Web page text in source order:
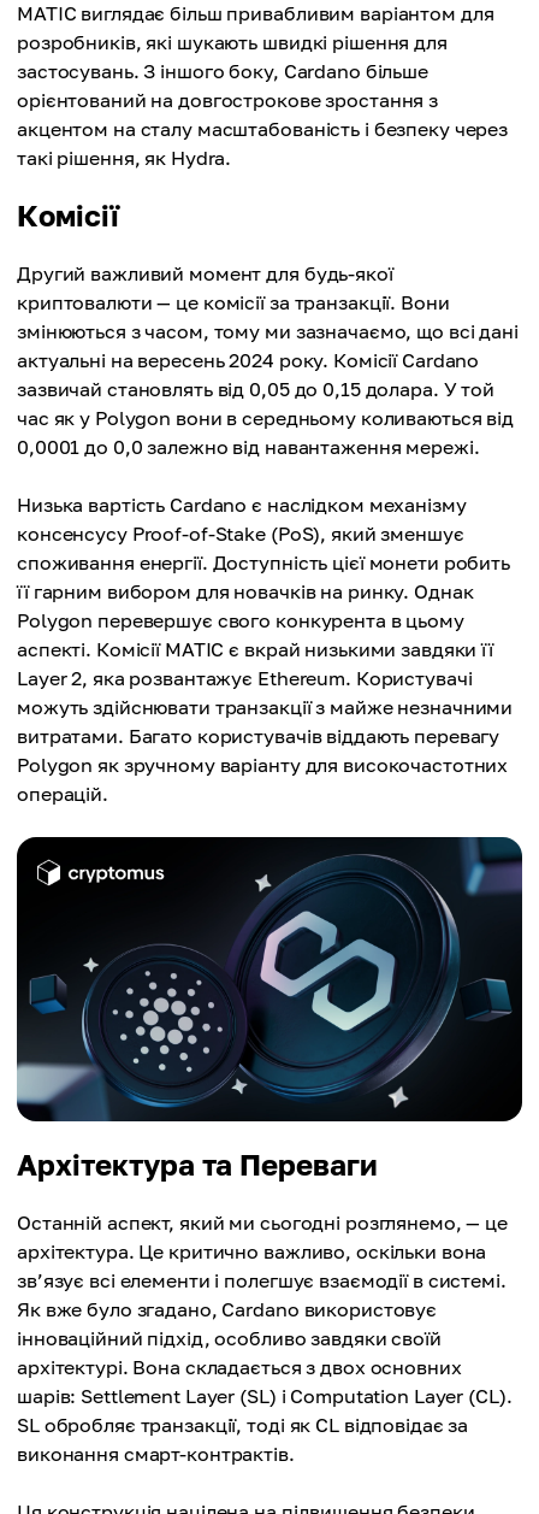
MATIC виглядає більш привабливим варіантом для
розробників, які шукають швидкі рішення для
застосувань. З іншого боку, Cardano більше
орієнтований на довгострокове зростання з
акцентом на сталу масштабованість і безпеку через
такі рішення, як Hydra.
Комісії
Другий важливий момент для будь-якої
криптовалюти — це комісії за транзакції. Вони
змінюються з часом, тому ми зазначаємо, що всі дані
актуальні на вересень 2024 року. Комісії Cardano
зазвичай становлять від 0,05 до 0,15 долара. У той
час як у Polygon вони в середньому коливаються від
0,0001 до 0,0 залежно від навантаження мережі.
Низька вартість Cardano є наслідком механізму
консенсусу Proof-of-Stake (PoS), який зменшує
споживання енергії. Доступність цієї монети робить
її гарним вибором для новачків на ринку. Однак
Polygon перевершує свого конкурента в цьому
аспекті. Комісії MATIC є вкрай низькими завдяки її
Layer 2, яка розвантажує Ethereum. Користувачі
можуть здійснювати транзакції з майже незначними
витратами. Багато користувачів віддають перевагу
Polygon як зручному варіанту для високочастотних
операцій.
Архітектура та Переваги
Останній аспект, який ми сьогодні розглянемо, — це
архітектура. Це критично важливо, оскільки вона
зв’язує всі елементи і полегшує взаємодії в системі.
Як вже було згадано, Cardano використовує
інноваційний підхід, особливо завдяки своїй
архітектурі. Вона складається з двох основних
шарів: Settlement Layer (SL) і Computation Layer (CL).
SL обробляє транзакції, тоді як CL відповідає за
виконання смарт-контрактів.